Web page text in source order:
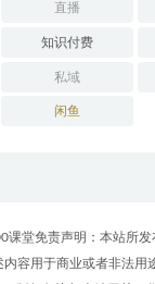
直播
知识付费
私域
闲鱼
课堂免责声明：本站所
容用于商业或者非法用